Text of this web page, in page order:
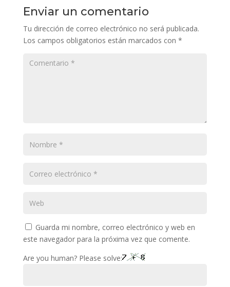
Enviar un comentario
Tu dirección de correo electrónico no será publicada.
Los campos obligatorios están marcados con *
Guarda mi nombre, correo electrónico y web en
este navegador para la próxima vez que comente.
Are you human? Please solve: